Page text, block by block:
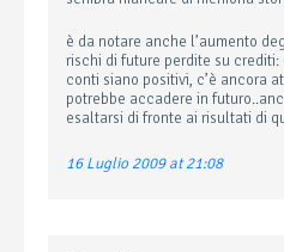
è da notare anche l’aumento
rischi di future perdite su
conti siano positivi, c’è ancora
potrebbe accadere in
esaltarsi di fronte ai risultati di
16 Luglio 2009 at 21:08